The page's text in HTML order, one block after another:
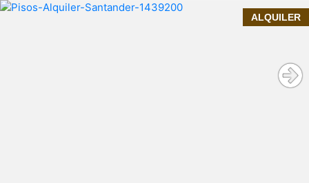
ALQUILER
INMOPRIME21